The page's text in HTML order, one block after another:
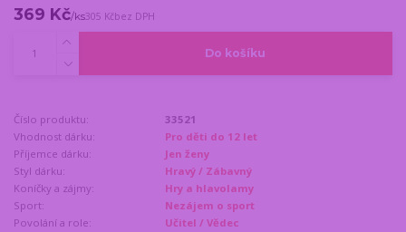
369 Kč/ks305 Kčbez DPH
Do košíku
Číslo produktu:
33521
Vhodnost dárku:
Pro děti do 12 let
Příjemce dárku:
Jen ženy
Styl dárku:
Hravý / Zábavný
Koníčky a zájmy:
Hry a hlavolamy
Sport:
Nezájem o sport
Povolání a role:
Učitel / Vědec